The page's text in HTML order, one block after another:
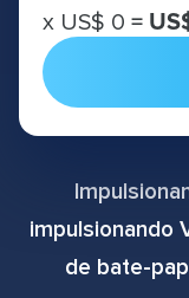
х US$ 0 =
impulsionando
de bate-